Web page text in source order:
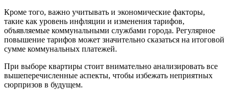
Кроме того, важно учитывать и экономические факторы,
такие как уровень инфляции и изменения тарифов,
объявляемые коммунальными службами города. Регулярное
повышение тарифов может значительно сказаться на итоговой
сумме коммунальных платежей.
При выборе квартиры стоит внимательно анализировать все
вышеперечисленные аспекты, чтобы избежать неприятных
сюрпризов в будущем.